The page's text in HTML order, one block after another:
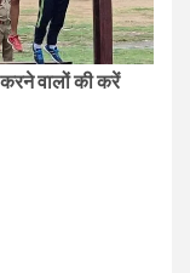
वालों की करें